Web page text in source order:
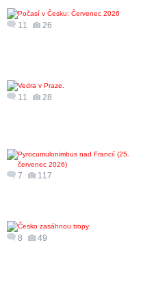
11 26
11 28
7 117
8 49